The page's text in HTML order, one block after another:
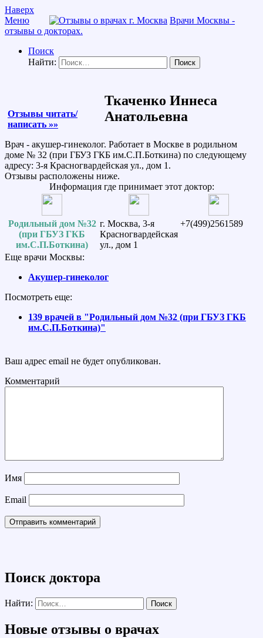
Наверх
Меню
Врачи Москвы -
отзывы о докторах.
Поиск
Найти:
Отзывы читать/
написать »»
Ткаченко Иннеса
Анатольевна
Врач - акушер-гинеколог. Работает в Москве в родильном
доме № 32 (при ГБУЗ ГКБ им.С.П.Боткина) по следующему
адресу: 3-я Красногвардейская ул., дом 1.
Отзывы расположены ниже.
Информация где принимает этот доктор:
Родильный дом №32
(при ГБУЗ ГКБ
им.С.П.Боткина)
г. Москва, 3-я
Красногвардейская
ул., дом 1
+7(499)2561589
Еще врачи Москвы:
Акушер-гинеколог
Посмотреть еще:
139 врачей в "Родильный дом №32 (при ГБУЗ ГКБ
им.С.П.Боткина)"
Ваш адрес email не будет опубликован.
Комментарий
Имя
Email
Поиск доктора
Найти:
Новые отзывы о врачах